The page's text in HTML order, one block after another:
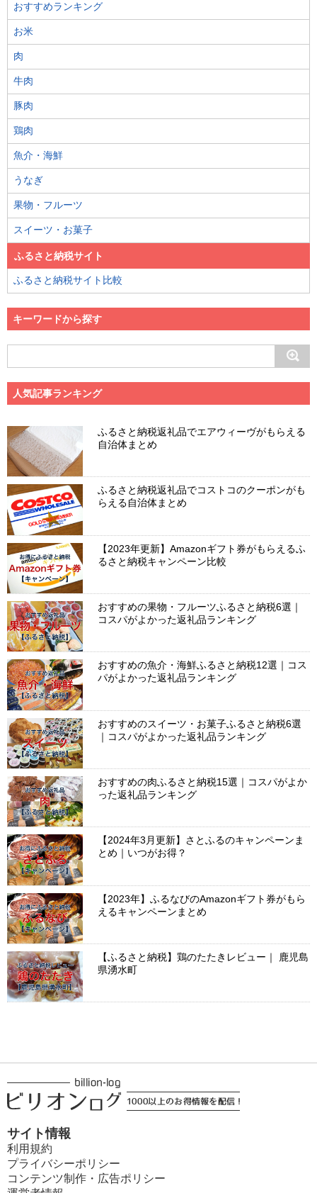
おすすめランキング
お米
肉
牛肉
豚肉
鶏肉
魚介・海鮮
うなぎ
果物・フルーツ
スイーツ・お菓子
ふるさと納税サイト
ふるさと納税サイト比較
キーワードから探す
人気記事ランキング
ふるさと納税返礼品でエアウィーヴがもらえる
自治体まとめ
ふるさと納税返礼品でコストコのクーポンがも
らえる自治体まとめ
【2023年更新】Amazonギフト券がもらえるふ
るさと納税キャンペーン比較
おすすめの果物・フルーツふるさと納税6選｜
コスパがよかった返礼品ランキング
おすすめの魚介・海鮮ふるさと納税12選｜コス
パがよかった返礼品ランキング
おすすめのスイーツ・お菓子ふるさと納税6選
｜コスパがよかった返礼品ランキング
おすすめの肉ふるさと納税15選｜コスパがよか
った返礼品ランキング
【2024年3月更新】さとふるのキャンペーンま
とめ｜いつがお得？
【2023年】ふるなびのAmazonギフト券がもら
えるキャンペーンまとめ
【ふるさと納税】鶏のたたきレビュー｜ 鹿児島
県湧水町
サイト情報
利用規約
プライバシーポリシー
コンテンツ制作・広告ポリシー